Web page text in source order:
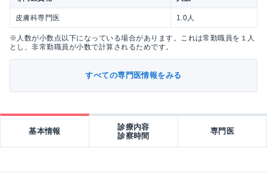
皮膚科専門医 1.0人
※人数が小数点以下になっている場合があります。これは常勤職員を１人
とし、非常勤職員が小数で計算されるためです。
すべての専門医情報をみる
基本情報
診療内容
診察時間
専門医